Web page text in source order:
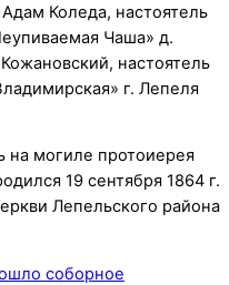
Коледа, настоятель
Чаша» д.
настоятель
г. Лепеля
на могиле протоиерея
19 сентября 1864 г.
Лепельского района